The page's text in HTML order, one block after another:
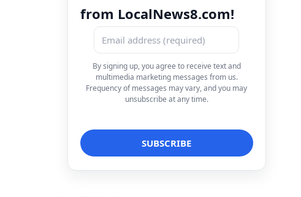
from LocalNews8.com!
By signing up, you agree to receive text and
multimedia marketing messages from us.
Frequency of messages may vary, and you may
unsubscribe at any time.